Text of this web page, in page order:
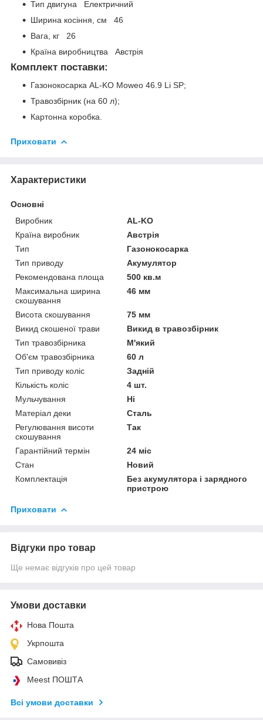
Тип двигуна Електричний
Ширина косіння, см 46
Вага, кг 26
Країна виробництва Австрія
Комплект поставки:
Газонокосарка AL-KO Moweo 46.9 Li SP;
Травозбірник (на 60 л);
Картонна коробка.
Приховати
Характеристики
Основні
Виробник
AL-KO
Країна виробник
Австрія
Тип
Газонокосарка
Тип приводу
Акумулятор
Рекомендована площа
500 кв.м
Максимальна ширина
скошування
46 мм
Висота скошування
75 мм
Викид скошеної трави
Викид в травозбірник
Тип травозбірника
М'який
Об'єм травозбірника
60 л
Тип приводу коліс
Задній
Кількість коліс
4 шт.
Мульчування
Ні
Матеріал деки
Сталь
Регулювання висоти
скошування
Так
Гарантійний термін
24 міс
Стан
Новий
Комплектація
Без акумулятора і зарядного
пристрою
Приховати
Відгуки про товар
Ще немає відгуків про цей товар
Умови доставки
Нова Пошта
Укрпошта
Самовивіз
Meest ПОШТА
Всі умови доставки